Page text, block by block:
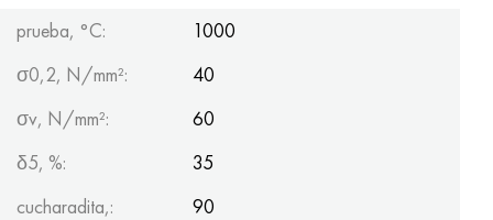
prueba, °С:
1000
σ0,2, N/mm²:
40
σv, N/mm²:
60
δ5, %:
35
cucharadita,:
90